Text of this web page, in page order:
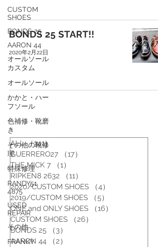
CUSTOM
SHOES
BONDS 25
AARON 44
オールソール
カスタム
オールソール
かかと・ハー
フソール
色補修・靴磨
き
その他の靴修
理
特殊修理
RANDY51
4875
USED
REPAIR
その他
FRANKY
BONDS 25 START!!
2020年2月22日
ALL （341）
GUERRERO27
（17）
THE MICK 7
（1）
RIPKEN8 2632
（11）
2020/CUSTOM SHOES
（4）
2019/CUSTOM SHOES
（5）
ONE and ONLY SHOES
（16）
CUSTOM SHOES
（26）
BONDS 25
（3）
AARON 44
（2）